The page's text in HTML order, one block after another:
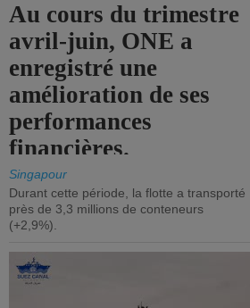
Au cours du trimestre
avril-juin, ONE a
enregistré une
amélioration de ses
performances
financières.
Singapour
Durant cette période, la flotte a transporté
près de 3,3 millions de conteneurs
(+2,9%).